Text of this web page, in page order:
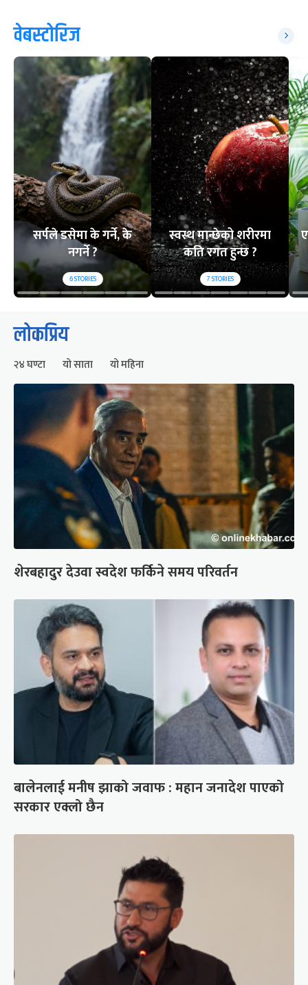
वेबस्टोरिज
सर्पले डसेमा के गर्ने, के
नगर्ने ?
6STORIES
स्वस्थ मान्छेको शरीरमा
कति रगत हुन्छ ?
7STORIES
लोकप्रिय
२४ घण्टा यो साता यो महिना
शेरबहादुर देउवा स्वदेश फर्किने समय परिवर्तन
बालेनलाई मनीष झाको जवाफ : महान जनादेश पाएको
सरकार एक्लो छैन